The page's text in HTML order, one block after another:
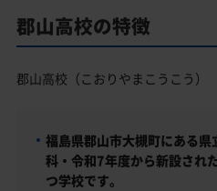
郡山高校の特徴
郡山高校（こおりやまこうこう）
福島県郡山市大槻町にある
科・令和7年度から新設され
つ学校です。